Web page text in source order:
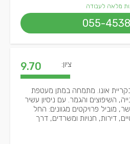
מלאה לעבודה
055-
ציון: 9.70
אונו. מתמחה במתן מעטפת
השיפוצים והגמר. עם ניסיון עשיר
מוביל פרויקטים מגוונים: החל
דירות, חנויות ומשרדים, דרך